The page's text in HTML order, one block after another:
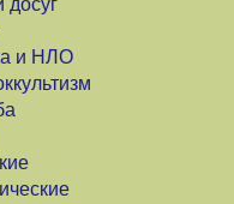
досуг
и НЛО